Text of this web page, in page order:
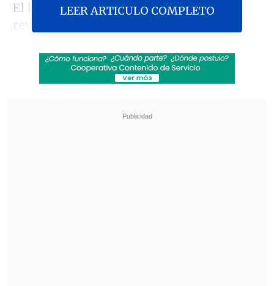
El hecho se hizo público luego que se
revelara que el equipo jurídico de la
frenar la demanda de Piccolo por la
muerte de la médico Kanakporn
después de comer en el pub irlandés
LEER ARTICULO COMPLETO